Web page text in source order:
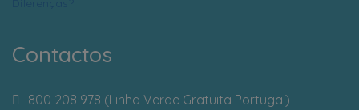
Contactos
800 208 978 (Linha Verde Gratuita Portugal)